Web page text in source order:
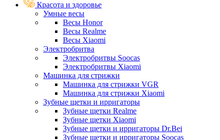
Красота и здоровье
Умные весы
Весы Honor
Весы Realme
Весы Xiaomi
Электробритва
Электробритвы Soocas
Электробритвы Xiaomi
Машинка для стрижки
Машинка для стрижки VGR
Машинка для стрижки Xiaomi
Зубные щетки и ирригаторы
Зубные щетки Realme
Зубные щетки Xiaomi
Зубные щетки и ирригаторы Dr.Bei
Зубные щетки и ирригаторы Soocas